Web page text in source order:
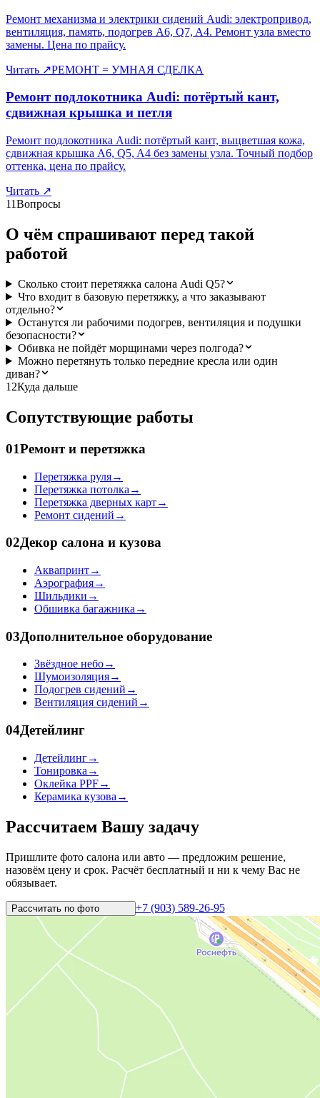
Ремонт механизма и электрики сидений Audi: электропривод,
вентиляция, память, подогрев A6, Q7, A4. Ремонт узла вместо
замены. Цена по прайсу.
Читать ↗РЕМОНТ = УМНАЯ СДЕЛКА
Ремонт подлокотника Audi: потёртый кант,
сдвижная крышка и петля
Ремонт подлокотника Audi: потёртый кант, выцветшая кожа,
сдвижная крышка A6, Q5, A4 без замены узла. Точный подбор
оттенка, цена по прайсу.
Читать ↗
11Вопросы
О чём спрашивают перед такой
работой
Сколько стоит перетяжка салона Audi Q5?
Что входит в базовую перетяжку, а что заказывают
отдельно?
Останутся ли рабочими подогрев, вентиляция и подушки
безопасности?
Обивка не пойдёт морщинами через полгода?
Можно перетянуть только передние кресла или один
диван?
12Куда дальше
Сопутствующие работы
01Ремонт и перетяжка
Перетяжка руля→
Перетяжка потолка →
Перетяжка дверных карт→
Ремонт сидений →
02Декор салона и кузова
Аквапринт→
Аэрография→
Шильдики →
Обшивка багажника →
03Дополнительное оборудование
Звёздное небо→
Шумоизоляция→
Подогрев сидений →
Вентиляция сидений →
04Детейлинг
Детейлинг→
Тонировка →
Оклейка PPF→
Керамика кузова →
Рассчитаем Вашу задачу
Пришлите фото салона или авто — предложим решение,
назовём цену и срок. Расчёт бесплатный и ни к чему Вас не
обязывает.
Рассчитать по фото +7 (903) 589-26-95